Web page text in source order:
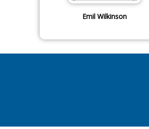
Emil Wilkinson